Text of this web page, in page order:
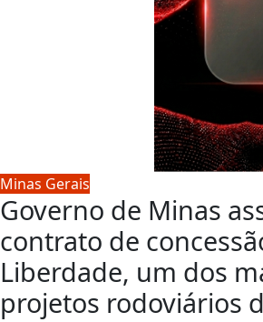
Minas Gerais
Governo de Minas
contrato de
Liberdade, um dos
projetos rodoviários